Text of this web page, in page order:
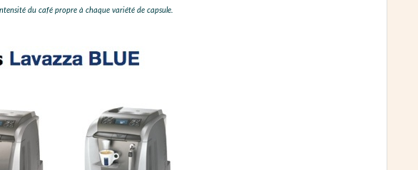
du café propre à chaque variété de capsule.